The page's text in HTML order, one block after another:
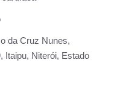
da Cruz Nunes,
Itaipu, Niterói, Estado